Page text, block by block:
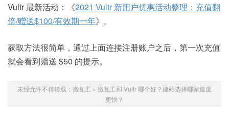
Vultr 最新活动：《2021 Vultr 新用户优惠活动整理：充值翻
倍/赠送$100/有效期一年》。
获取方法很简单，通过上面连接注册账户之后，第一次充值
就会看到赠送 $50 的提示。
未经允许不得转载： 搬瓦工 » 搬瓦工和 Vultr 哪个好？建站选择哪家速度
更快？